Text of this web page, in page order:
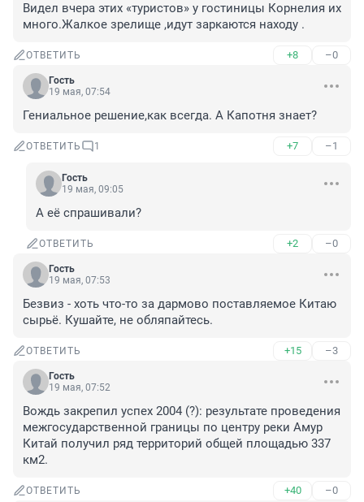
Видел вчера этих «туристов» у гостиницы Корнелия их
много.Жалкое зрелище ,идут заркаются находу .
ОТВЕТИТЬ +8 –0
Гость
19 мая, 07:54
Гениальное решение,как всегда. А Капотня знает?
ОТВЕТИТЬ 1 +7 –1
Гость
19 мая, 09:05
А её спрашивали?
ОТВЕТИТЬ +2 –0
Гость
19 мая, 07:53
Безвиз - хоть что-то за дармово поставляемое Китаю
сырьё. Кушайте, не обляпайтесь.
ОТВЕТИТЬ +15 –3
Гость
19 мая, 07:52
Вождь закрепил успех 2004 (?): результате проведения
межгосударственной границы по центру реки Амур
Китай получил ряд территорий общей площадью 337
км2.
ОТВЕТИТЬ +40 –0